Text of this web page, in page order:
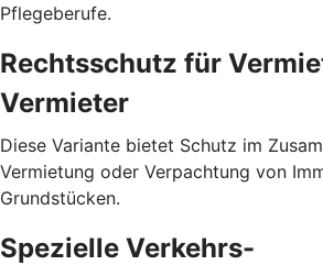
Pflegeberufe.
Rechtsschutz für
Vermieter
Diese Variante bietet Schutz im
Vermietung oder Verpachtung von
Grundstücken.
Spezielle Verkehrs-